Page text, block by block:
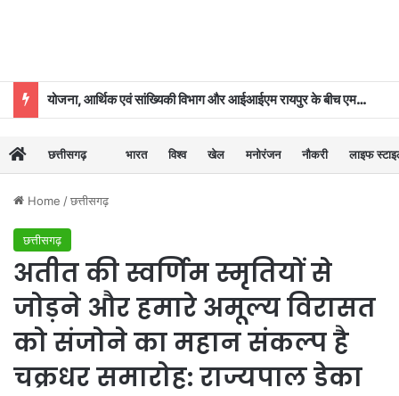
योजना, आर्थिक एवं सांख्यिकी विभाग और आईआईएम रायपुर के बीच एमओयू
छत्तीसगढ़ भारत विश्व खेल मनोरंजन नौकरी लाइफ
Home /छत्तीसगढ़
छत्तीसगढ़
अतीत की स्वर्णिम स्मृतियों से
जोड़ने और हमारे अमूल्य विरासत
को संजोने का महान संकल्प है
चक्रधर समारोह: राज्यपाल डेका